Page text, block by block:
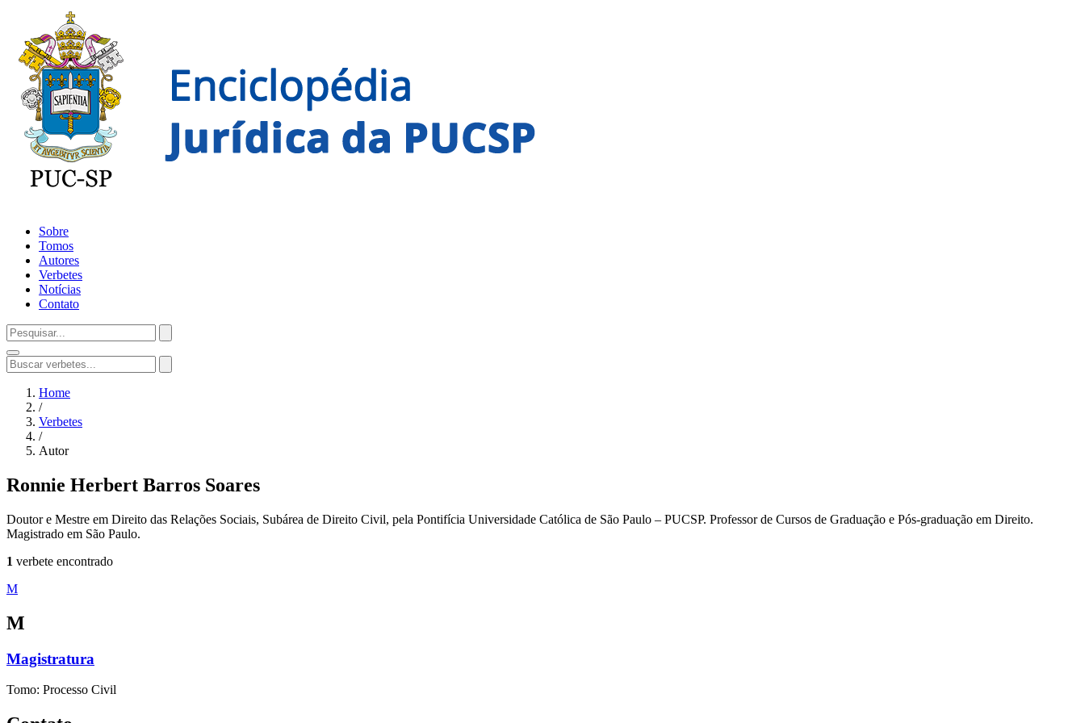
Sobre
Tomos
Autores
Verbetes
Notícias
Contato
Home
/
Verbetes
/
Autor
Ronnie Herbert Barros Soares
Doutor e Mestre em Direito das Relações Sociais, Subárea de Direito Civil, pela Pontifícia Universidade Católica de São Paulo – PUCSP. Professor de Cursos de Graduação e Pós-graduação em Direito.
Magistrado em São Paulo.
1 verbete encontrado
M
M
Magistratura
Tomo: Processo Civil